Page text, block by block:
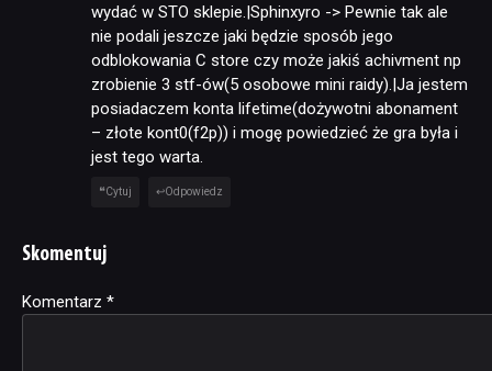
wydać w STO sklepie.|Sphinxyro -> Pewnie tak ale
nie podali jeszcze jaki będzie sposób jego
odblokowania C store czy może jakiś achivment np
zrobienie 3 stf-ów(5 osobowe mini raidy).|Ja jestem
posiadaczem konta lifetime(dożywotni abonament
– złote kont0(f2p)) i mogę powiedzieć że gra była i
jest tego warta.
Cytuj Odpowiedz
Skomentuj
Komentarz *
Alternative: